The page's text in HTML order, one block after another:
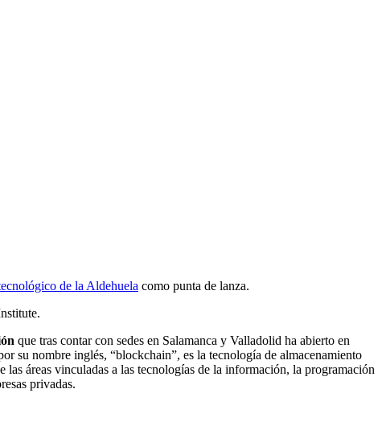
de la Aldehuela como punta de lanza.
que tras contar con sedes en Salamanca y Valladolid ha abierto en
su nombre inglés, “blockchain”, es la tecnología de almacenamiento
áreas vinculadas a las tecnologías de la información, la programación
privadas.